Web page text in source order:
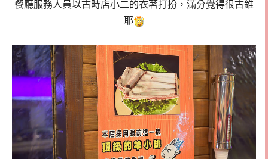
餐廳服務人員以古時店小二的衣著打扮，滿分覺得很古錐
耶